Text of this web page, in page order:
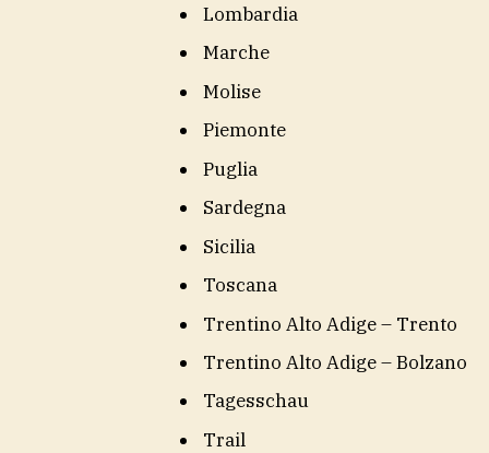
Lombardia
Marche
Molise
Piemonte
Puglia
Sardegna
Sicilia
Toscana
Trentino Alto Adige – Trento
Trentino Alto Adige – Bolzano
Tagesschau
Trail